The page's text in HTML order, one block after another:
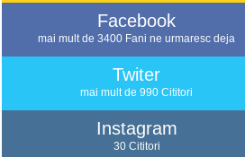
Facebook
mai mult de 3400 Fani ne urmaresc deja
Twiter
mai mult de 990 Cititori
Instagram
30 Cititori